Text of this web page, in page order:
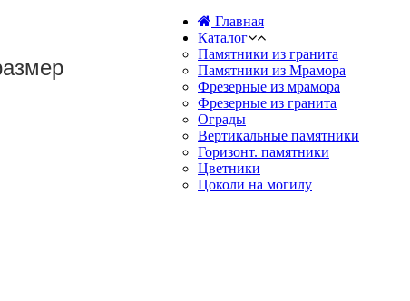
Главная
Каталог
Памятники из гранита
Памятники из Мрамора
Фрезерные из мрамора
Фрезерные из гранита
Ограды
Вертикальные памятники
Горизонт. памятники
Цветники
Цоколи на могилу